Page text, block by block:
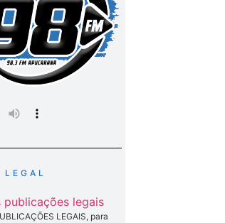
LEGAL
legais
LEGAIS, para